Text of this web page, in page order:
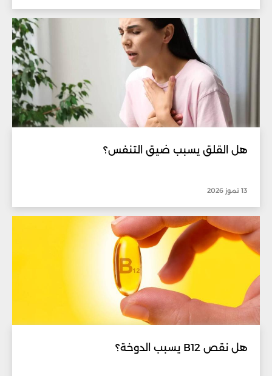
هل القلق يسبب ضيق التنفس؟
13 تموز 2026
هل نقص B12 يسبب الدوخة؟